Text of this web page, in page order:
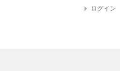
ログイン